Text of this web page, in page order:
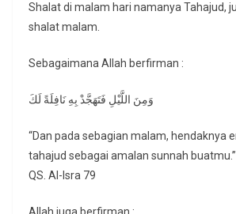
Shalat di malam hari namanya Tahajud,
shalat malam.
Sebagaimana Allah berfirman :
وَمِنَ اللَّيْلِ فَتَهَجَّدْ بِهِ نَافِلَةً لَكَ
“Dan pada sebagian malam, hendaknya
tahajud sebagai amalan sunnah buatmu.”
QS. Al-Isra 79